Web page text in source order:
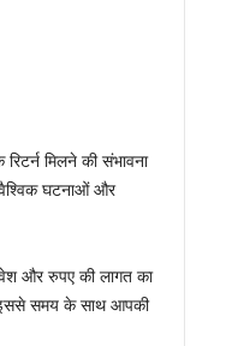
मिलने की संभावना
वैश्विक घटनाओं और
और रुपए की लागत का
इससे समय के साथ आपकी